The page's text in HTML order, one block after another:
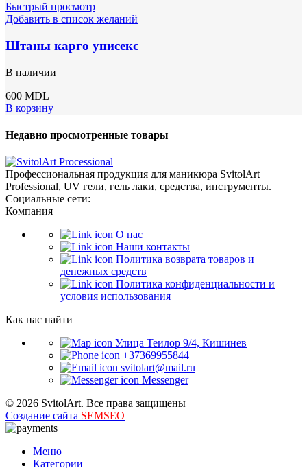
Быстрый просмотр
Добавить в список желаний
Штаны карго унисекс
В наличии
600 MDL
В корзину
Недавно просмотренные товары
Профессиональная продукция для маникюра SvitolArt
Professional, UV гели, гель лаки, средства, инструменты.
Социальные сети:
Компания
О нас
Наши контакты
Политика возврата товаров и
денежных средств
Политика конфиденциальности и
условия использования
Как нас найти
Улица Теилор 9/4, Кишинев
+37369955844
svitolart@mail.ru
Messenger
© 2026 SvitolArt. Все права защищены
Создание сайта SEMSEO
Меню
Категории